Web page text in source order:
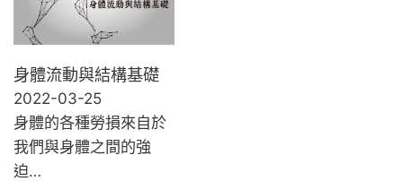
身體流動與結構基礎
2022-03-25
身體的各種勞損來自於
我們與身體之間的強
迫…